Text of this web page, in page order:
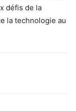
défis de la
la technologie au